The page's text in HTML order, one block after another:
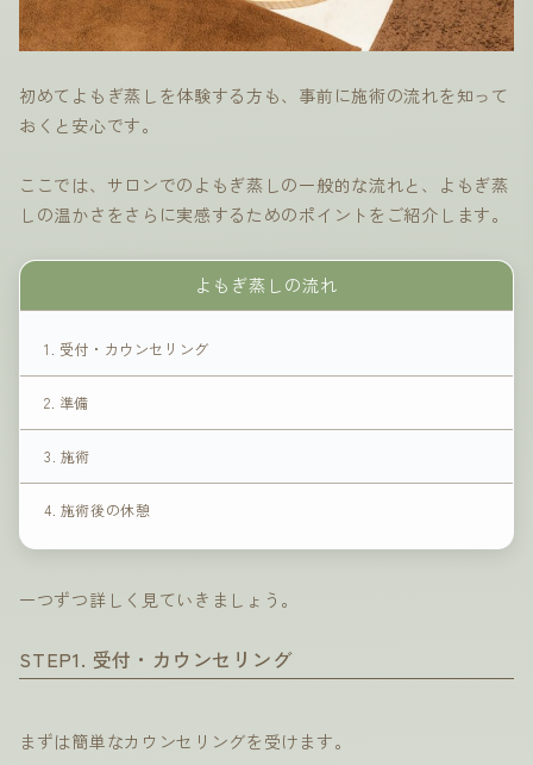
初めてよもぎ蒸しを体験する方も、事前に施術の流れを知って
おくと安心です。
ここでは、サロンでのよもぎ蒸しの一般的な流れと、よもぎ蒸
しの温かさをさらに実感するためのポイントをご紹介します。
よもぎ蒸しの流れ
1. 受付・カウンセリング
2. 準備
3. 施術
4. 施術後の休憩
一つずつ詳しく見ていきましょう。
STEP1. 受付・カウンセリング
まずは簡単なカウンセリングを受けます。